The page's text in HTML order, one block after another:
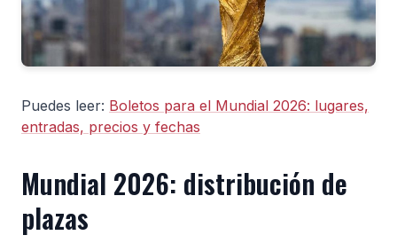
Puedes leer: Boletos para el Mundial 2026: lugares,
entradas, precios y fechas
Mundial 2026: distribución de
plazas